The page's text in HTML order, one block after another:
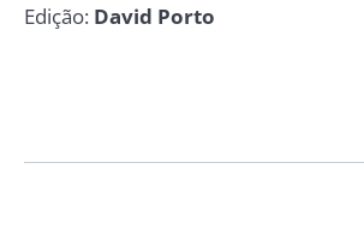
Edição: David Porto